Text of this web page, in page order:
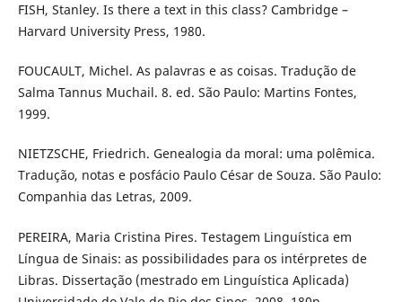
FISH, Stanley. Is there a text in this class? Cambridge –
Harvard University Press, 1980.
FOUCAULT, Michel. As palavras e as coisas. Tradução de
Salma Tannus Muchail. 8. ed. São Paulo: Martins Fontes,
1999.
NIETZSCHE, Friedrich. Genealogia da moral: uma polêmica.
Tradução, notas e posfácio Paulo César de Souza. São Paulo:
Companhia das Letras, 2009.
PEREIRA, Maria Cristina Pires. Testagem Linguística em
Língua de Sinais: as possibilidades para os intérpretes de
Libras. Dissertação (mestrado em Linguística Aplicada)